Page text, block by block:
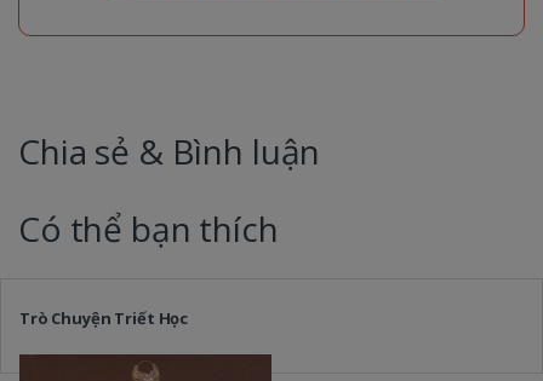
Chia sẻ & Bình luận
Có thể bạn thích
Trò Chuyện Triết Học